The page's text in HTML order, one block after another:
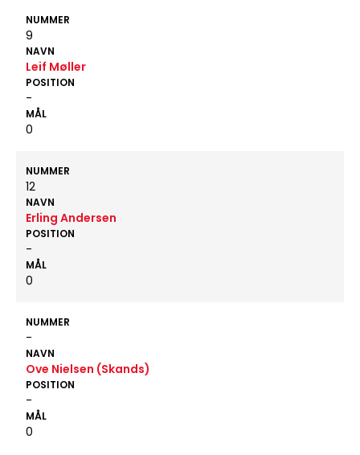
NUMMER
9
NAVN
Leif Møller
POSITION
-
MÅL
0
NUMMER
12
NAVN
Erling Andersen
POSITION
-
MÅL
0
NUMMER
-
NAVN
Ove Nielsen (Skands)
POSITION
-
MÅL
0